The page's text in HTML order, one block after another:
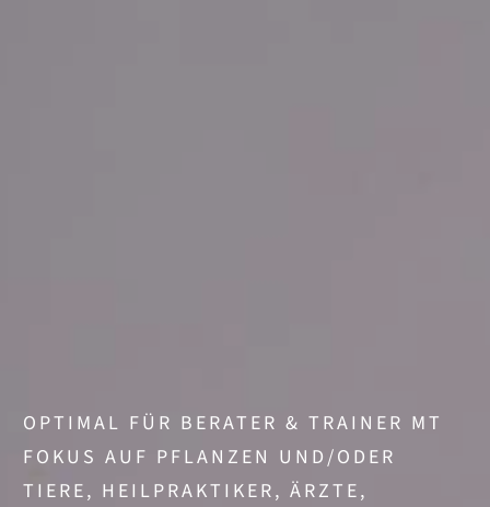
OPTIMAL FÜR BERATER & TRAINER MT
FOKUS AUF PFLANZEN UND/ODER
TIERE, HEILPRAKTIKER, ÄRZTE,